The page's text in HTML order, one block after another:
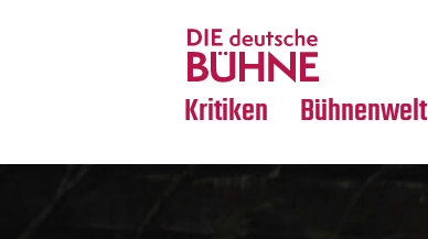
Kritiken
Crossover
Bühnenwelt
Medientipps